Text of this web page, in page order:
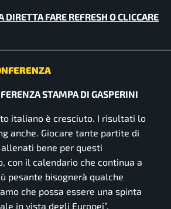
DIRETTA FARE REFRESH O CLICCARE
STAMPA DI GASPERINI
italiano è cresciuto. I risultati lo
anche. Giocare tante partite di
bene per questi
con il calendario che continua a
pesante bisognerà qualche
che possa essere una spinta
in vista degli Europei”.